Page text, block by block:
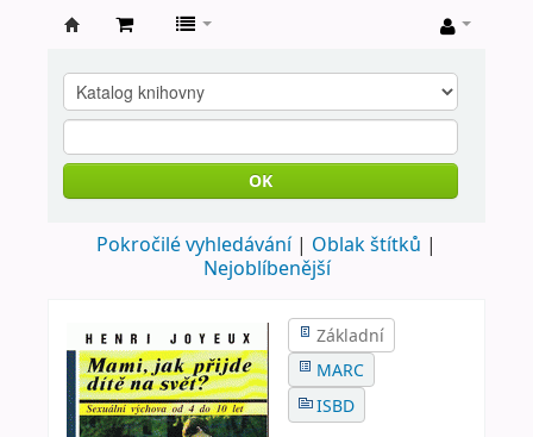
knihovna
Nové
Město
Metují
OK
Pokročilé vyhledávání
Oblak štítků
Nejoblíbenější
Základní
MARC
ISBD